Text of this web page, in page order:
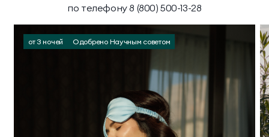
по телефону 8 (800) 500-13-28
от 3 ночей Одобрено Научным советом